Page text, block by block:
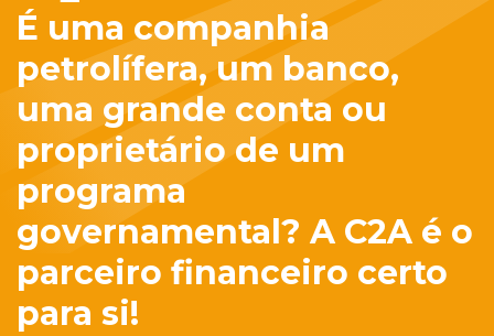
É uma companhia
petrolífera, um banco,
uma grande conta ou
proprietário de um
programa
governamental? A C2A é o
parceiro financeiro certo
para si!